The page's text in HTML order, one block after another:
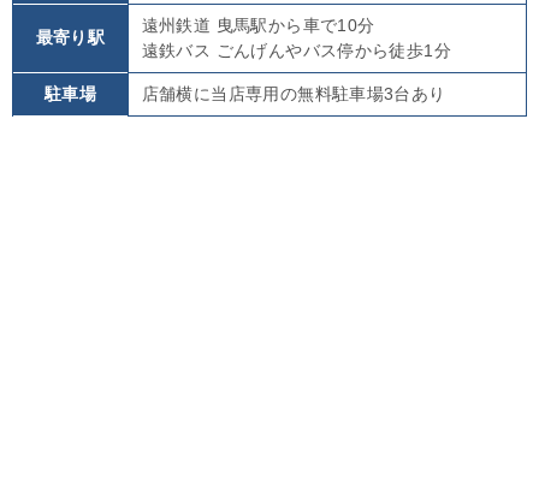
最寄り駅
遠州鉄道 曳馬駅から車で10分
遠鉄バス ごんげんやバス停から徒歩1分
駐車場 店舗横に当店専用の無料駐車場3台あり